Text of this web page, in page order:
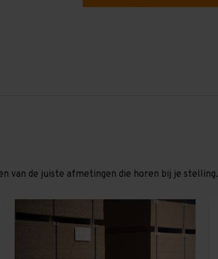
van de juiste afmetingen die horen bij je stelling.